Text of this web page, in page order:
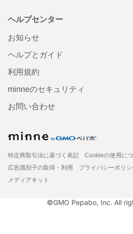
ヘルプセンター
お知らせ
ヘルプとガイド
利用規約
minneのセキュリティ
お問い合わせ
特定商取引法に基づく表記
Cookieの使用に
広告識別子の取得・利用
プライバシーポリシ
メディアキット
©GMO Pepabo, Inc. All